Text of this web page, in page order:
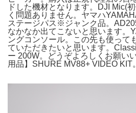
ドした機材となります。DJI Mic(
く問題ありません。ヤマハ
ステージパス※ジャンク品。
なかなか出てこないと思います。
ングコンソール。この先も使って
ていただきたいと思います。
ー 200W。どうぞよろしくお願い
用品】SHURE MV88+ VIDEO KIT。